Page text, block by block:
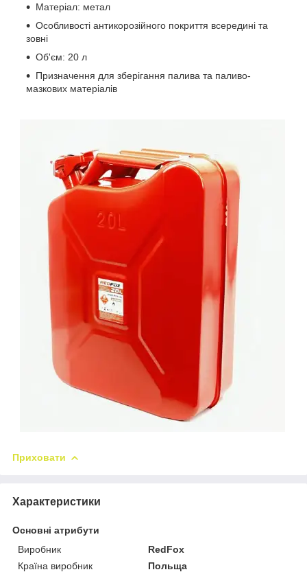
Матеріал: метал
Особливості антикорозійного покриття всередині та
зовні
Об'єм: 20 л
Призначення для зберігання палива та паливо-
мазкових матеріалів
Приховати
Характеристики
Основні атрибути
Виробник
RedFox
Країна виробник
Польща